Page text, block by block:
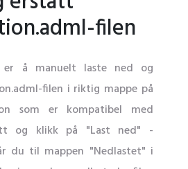
filen
er å manuelt laste ned og
filen i riktig mappe på
som er kompatibel med
og klikk på "Last ned" -
du til mappen "Nedlastet" i